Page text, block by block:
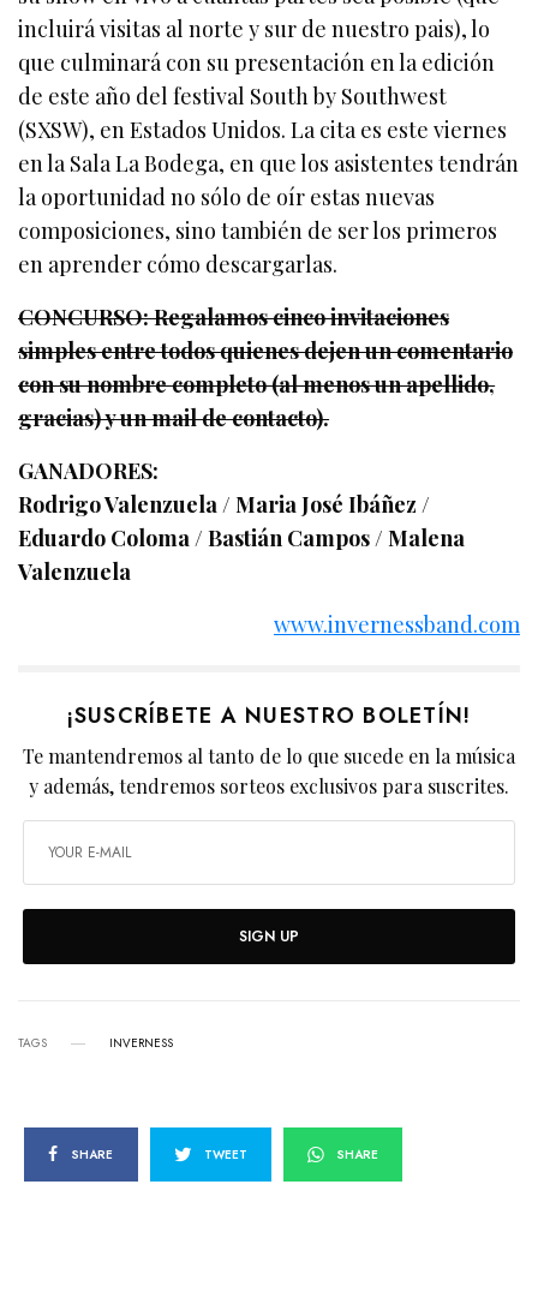
incluirá visitas al norte y sur de nuestro pais), lo
que culminará con su presentación en la edición
de este año del festival South by Southwest
(SXSW), en Estados Unidos. La cita es este viernes
en la Sala La Bodega, en que los asistentes tendrán
la oportunidad no sólo de oír estas nuevas
composiciones, sino también de ser los primeros
en aprender cómo descargarlas.
CONCURSO: Regalamos cinco invitaciones
simples entre todos quienes dejen un comentario
con su nombre completo (al menos un apellido,
gracias) y un mail de contacto).
GANADORES:
Rodrigo Valenzuela / Maria José Ibáñez /
Eduardo Coloma / Bastián Campos / Malena
Valenzuela
www.invernessband.com
¡SUSCRÍBETE A NUESTRO BOLETÍN!
Te mantendremos al tanto de lo que sucede en la música
y además, tendremos sorteos exclusivos para suscrites.
SIGN UP
TAGS INVERNESS
SHARE TWEET SHARE